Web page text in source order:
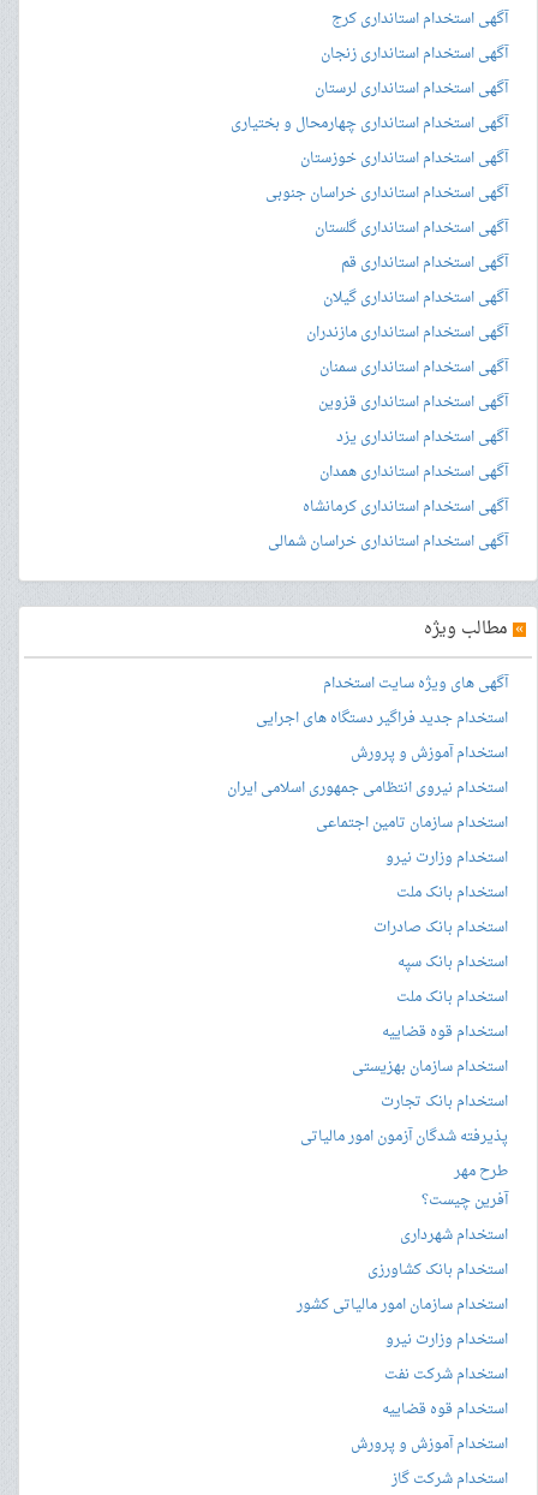
آگهی استخدام استانداری کرج
آگهی استخدام استانداری زنجان
آگهی استخدام استانداری لرستان
آگهی استخدام استانداری چهارمحال و بختیاری
آگهی استخدام استانداری خوزستان
آگهی استخدام استانداری خراسان جنوبی
آگهی استخدام استانداری گلستان
آگهی استخدام استانداری قم
آگهی استخدام استانداری گیلان
آگهی استخدام استانداری مازندران
آگهی استخدام استانداری سمنان
آگهی استخدام استانداری قزوین
آگهی استخدام استانداری یزد
آگهی استخدام استانداری همدان
آگهی استخدام استانداری کرمانشاه
آگهی استخدام استانداری خراسان شمالی
» مطالب ویژه
آگهی های ویژه سایت استخدام
استخدام جدید فراگیر دستگاه های اجرایی
استخدام آموزش و پرورش
استخدام نیروی انتظامی جمهوری اسلامی ایران
استخدام سازمان تامین اجتماعی
استخدام وزارت نیرو
استخدام بانک ملت
استخدام بانک صادرات
استخدام بانک سپه
استخدام بانک ملت
استخدام قوه قضاییه
استخدام سازمان بهزیستی
استخدام بانک تجارت
پذیرفته شدگان آزمون امور مالیاتی
طرح مهر
آفرین چیست؟
استخدام شهرداری
استخدام بانک کشاورزی
استخدام سازمان امور مالیاتی کشور
استخدام وزارت نیرو
استخدام شرکت نفت
استخدام قوه قضاییه
استخدام آموزش و پرورش
استخدام شرکت گاز